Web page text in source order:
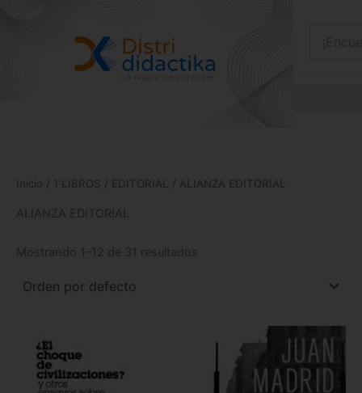
Inicio / 1 LIBROS / EDITORIAL / ALIANZA EDITORIAL
ALIANZA EDITORIAL
Mostrando 1–12 de 31 resultados